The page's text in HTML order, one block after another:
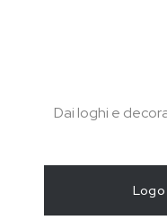
Dai loghi e
Logo